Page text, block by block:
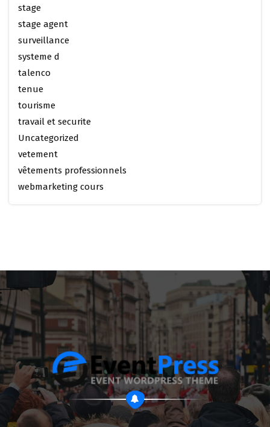
stage
stage agent
surveillance
systeme d
talenco
tenue
tourisme
travail et securite
Uncategorized
vetement
vêtements professionnels
webmarketing cours